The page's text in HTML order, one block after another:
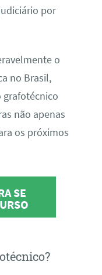
por
o
no Brasil,
não apenas
os próximos
SE